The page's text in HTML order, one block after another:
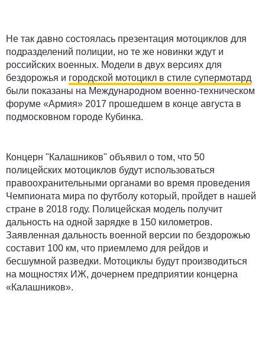
Не так давно состоялась презентация мотоциклов для
подразделений полиции, но те же новинки ждут и
российских военных. Модели в двух версиях для
бездорожья и городской мотоцикл в стиле супермотард
были показаны на Международном военно-техническом
форуме «Армия» 2017 прошедшем в конце августа в
подмосковном городе Кубинка.
Концерн "Калашников" объявил о том, что 50
полицейских мотоциклов будут использоваться
правоохранительными органами во время проведения
Чемпионата мира по футболу который, пройдет в нашей
стране в 2018 году. Полицейская модель получит
дальность на одной зарядке в 150 километров.
Заявленная дальность военной версии по бездорожью
составит 100 км, что приемлемо для рейдов и
бесшумной разведки. Мотоциклы будут производиться
на мощностях ИЖ, дочернем предприятии концерна
«Калашников».